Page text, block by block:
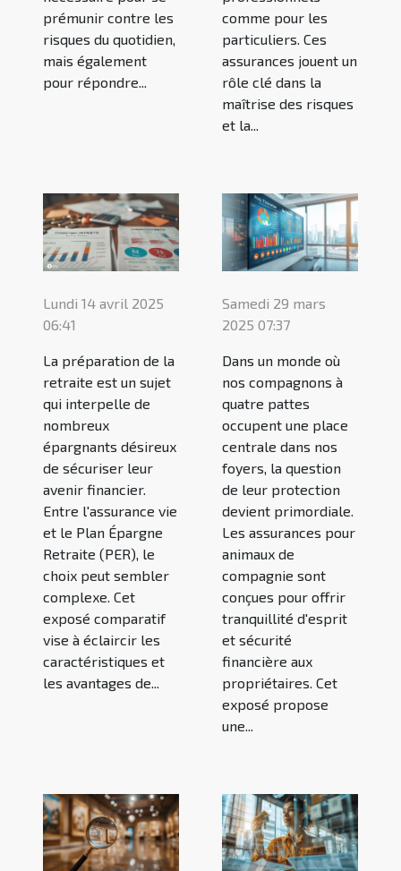
prémunir contre les
risques du quotidien,
mais également
pour répondre...
comme pour les
particuliers. Ces
assurances jouent un
rôle clé dans la
maîtrise des risques
et la...
Lundi 14 avril 2025
06:41
La préparation de la
retraite est un sujet
qui interpelle de
nombreux
épargnants désireux
de sécuriser leur
avenir financier.
Entre l'assurance vie
et le Plan Épargne
Retraite (PER), le
choix peut sembler
complexe. Cet
exposé comparatif
vise à éclaircir les
caractéristiques et
les avantages de...
Samedi 29 mars
2025 07:37
Dans un monde où
nos compagnons à
quatre pattes
occupent une place
centrale dans nos
foyers, la question
de leur protection
devient primordiale.
Les assurances pour
animaux de
compagnie sont
conçues pour offrir
tranquillité d'esprit
et sécurité
financière aux
propriétaires. Cet
exposé propose
une...